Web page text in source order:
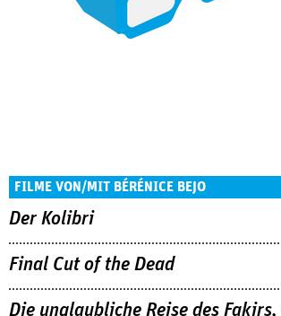
FILME VON/MIT BÉRÉNICE BEJO
Der Kolibri
Final Cut of the Dead
Die unglaubliche Reise des